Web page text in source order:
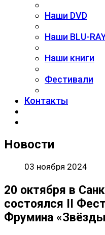
Наши DVD
Наши BLU-
Наши книги
Фестивали
Контакты
Новости
03 ноября 2024
20 октября в
состоялся II
Фрумина